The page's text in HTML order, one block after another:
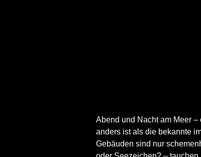
Abend und Nacht am Meer
anders ist als die bekannte
Gebäuden sind nur